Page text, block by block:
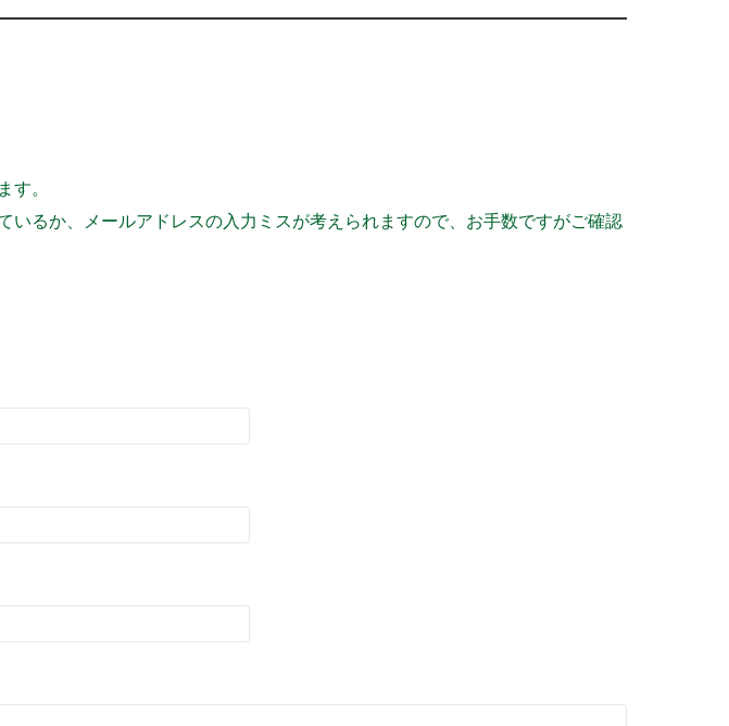
。
るか、メールアドレスの入力ミスが考えられますので、お手数ですがご確認